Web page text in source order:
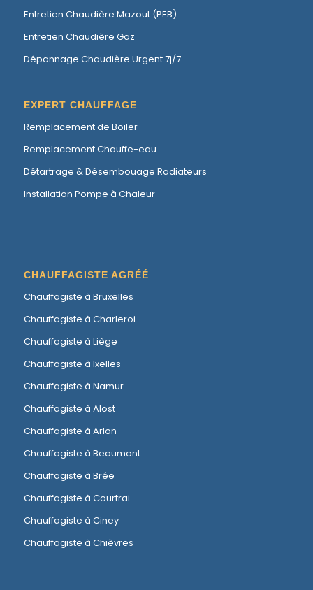
Entretien Chaudière Mazout (PEB)
Entretien Chaudière Gaz
Dépannage Chaudière Urgent 7j/7
EXPERT CHAUFFAGE
Remplacement de Boiler
Remplacement Chauffe-eau
Détartrage & Désembouage Radiateurs
Installation Pompe à Chaleur
CHAUFFAGISTE AGRÉÉ
Chauffagiste à Bruxelles
Chauffagiste à Charleroi
Chauffagiste à Liège
Chauffagiste à Ixelles
Chauffagiste à Namur
Chauffagiste à Alost
Chauffagiste à Arlon
Chauffagiste à Beaumont
Chauffagiste à Brée
Chauffagiste à Courtrai
Chauffagiste à Ciney
Chauffagiste à Chièvres